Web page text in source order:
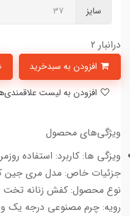
سایز
درانبار 2
ویژگی‌های محصول
ویزگی ها: کاربرد: استفاده
جزئیات خاص: مدل مری جین
نوع محصول: کفش زنانه